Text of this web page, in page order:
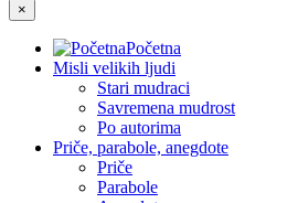
×
Početna
Misli velikih ljudi
Stari mudraci
Savremena mudrost
Po autorima
Priče, parabole, anegdote
Priče
Parabole